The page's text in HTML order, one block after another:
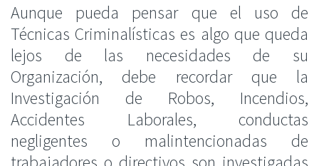
Aunque pueda pensar que el uso de
Técnicas Criminalísticas es algo que queda
lejos de las necesidades de su
Organización, debe recordar que la
Investigación de Robos, Incendios,
Accidentes Laborales, conductas
negligentes o malintencionadas de